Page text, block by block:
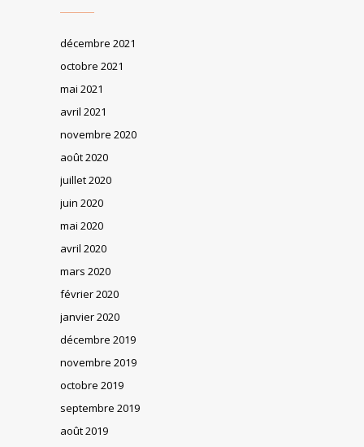
décembre 2021
octobre 2021
mai 2021
avril 2021
novembre 2020
août 2020
juillet 2020
juin 2020
mai 2020
avril 2020
mars 2020
février 2020
janvier 2020
décembre 2019
novembre 2019
octobre 2019
septembre 2019
août 2019